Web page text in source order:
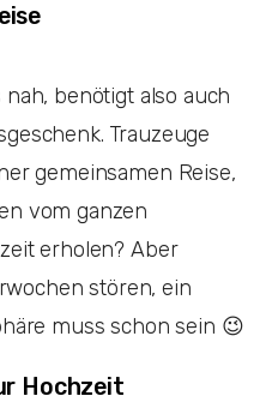
benötigt also auch
Trauzeuge
gemeinsamen Reise,
vom ganzen
erholen? Aber
stören, ein
muss schon sein 😉
Hochzeit